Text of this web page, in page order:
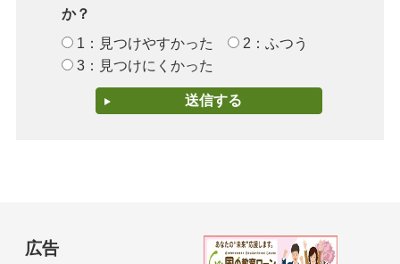
か？
1：見つけやすかった
2：ふつう
3：見つけにくかった
広告